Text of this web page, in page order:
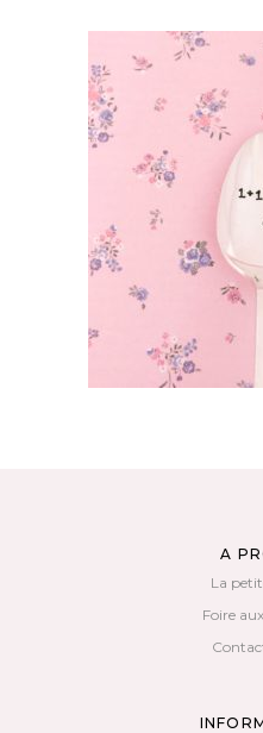
PETITE CUILLÈRE
AJOUTER
A
La
Foire